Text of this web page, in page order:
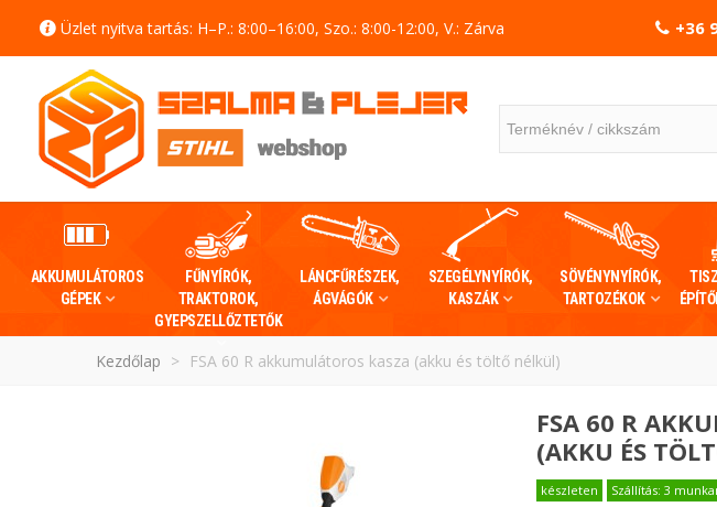
Üzlet nyitva tartás: H–P.: 8:00–16:00, Szo.: 8:00-12:00, V.: Zárva +36
AKKUMULÁTOROS
GÉPEK
FŰNYÍRÓK,
TRAKTOROK,
GYEPSZELLŐZTETŐK
LÁNCFŰRÉSZEK,
ÁGVÁGÓK
SZEGÉLYNYÍRÓK,
KASZÁK
SÖVÉNYNYÍRÓK,
TARTOZÉKOK
Kezdőlap > FSA 60 R akkumulátoros kasza (akku és töltő nélkül)
FSA 60 R
(AKKU ÉS
készleten Szállítás: 3